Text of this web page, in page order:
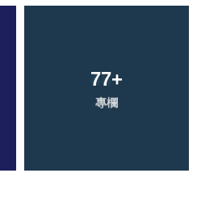
77+
專欄